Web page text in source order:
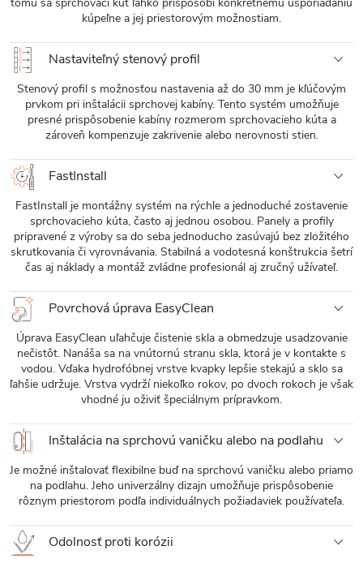
kúpeľne a jej priestorovým možnostiam.
Nastaviteľný stenový profil
Stenový profil s možnosťou nastavenia až do 30 mm je kľúčovým
prvkom pri inštalácii sprchovej kabíny. Tento systém umožňuje
presné prispôsobenie kabíny rozmerom sprchovacieho kúta a
zároveň kompenzuje zakrivenie alebo nerovnosti stien.
FastInstall
FastInstall je montážny systém na rýchle a jednoduché zostavenie
sprchovacieho kúta, často aj jednou osobou. Panely a profily
pripravené z výroby sa do seba jednoducho zasúvajú bez zložitého
skrutkovania či vyrovnávania. Stabilná a vodotesná konštrukcia šetrí
čas aj náklady a montáž zvládne profesionál aj zručný užívateľ.
Povrchová úprava EasyClean
Úprava EasyClean uľahčuje čistenie skla a obmedzuje usadzovanie
nečistôt. Nanáša sa na vnútornú stranu skla, ktorá je v kontakte s
vodou. Vďaka hydrofóbnej vrstve kvapky lepšie stekajú a sklo sa
ľahšie udržuje. Vrstva vydrží niekoľko rokov, po dvoch rokoch je však
vhodné ju oživiť špeciálnym prípravkom.
Inštalácia na sprchovú vaničku alebo na podlahu
Je možné inštalovať flexibilne buď na sprchovú vaničku alebo priamo
na podlahu. Jeho univerzálny dizajn umožňuje prispôsobenie
rôznym priestorom podľa individuálnych požiadaviek používateľa.
Odolnosť proti korózii